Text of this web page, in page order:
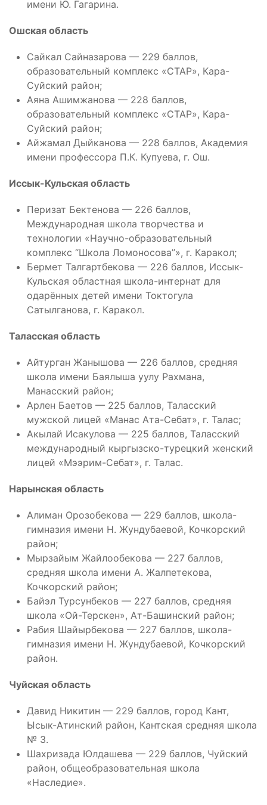
имени Ю. Гагарина.
Ошская область
Сайкал Сайназарова — 229 баллов,
образовательный комплекс «СТАР», Кара-
Суйский район;
Аяна Ашимжанова — 228 баллов,
образовательный комплекс «СТАР», Кара-
Суйский район;
Айжамал Дыйканова — 228 баллов, Академия
имени профессора П.К. Купуева, г. Ош.
Иссык-Кульская область
Перизат Бектенова — 226 баллов,
Международная школа творчества и
технологии «Научно-образовательный
комплекс “Школа Ломоносова”», г. Каракол;
Бермет Талгартбекова — 226 баллов, Иссык-
Кульская областная школа-интернат для
одарённых детей имени Токтогула
Сатылганова, г. Каракол.
Таласская область
Айтурган Жанышова — 226 баллов, средняя
школа имени Баялыша уулу Рахмана,
Манасский район;
Арлен Баетов — 225 баллов, Таласский
мужской лицей «Манас Ата-Себат», г. Талас;
Акылай Исакулова — 225 баллов, Таласский
международный кыргызско-турецкий женский
лицей «Мээрим-Себат», г. Талас.
Нарынская область
Алиман Орозобекова — 229 баллов, школа-
гимназия имени Н. Жундубаевой, Кочкорский
район;
Мырзайым Жайлообекова — 227 баллов,
средняя школа имени А. Жалпетекова,
Кочкорский район;
Байэл Турсунбеков — 227 баллов, средняя
школа «Ой-Терскен», Ат-Башинский район;
Рабия Шайырбекова — 227 баллов, школа-
гимназия имени Н. Жундубаевой, Кочкорский
район.
Чуйская область
Давид Никитин — 229 баллов, город Кант,
Ысык-Атинский район, Кантская средняя школа
№ 3.
Шахризада Юлдашева — 229 баллов, Чуйский
район, общеобразовательная школа
«Наследие».